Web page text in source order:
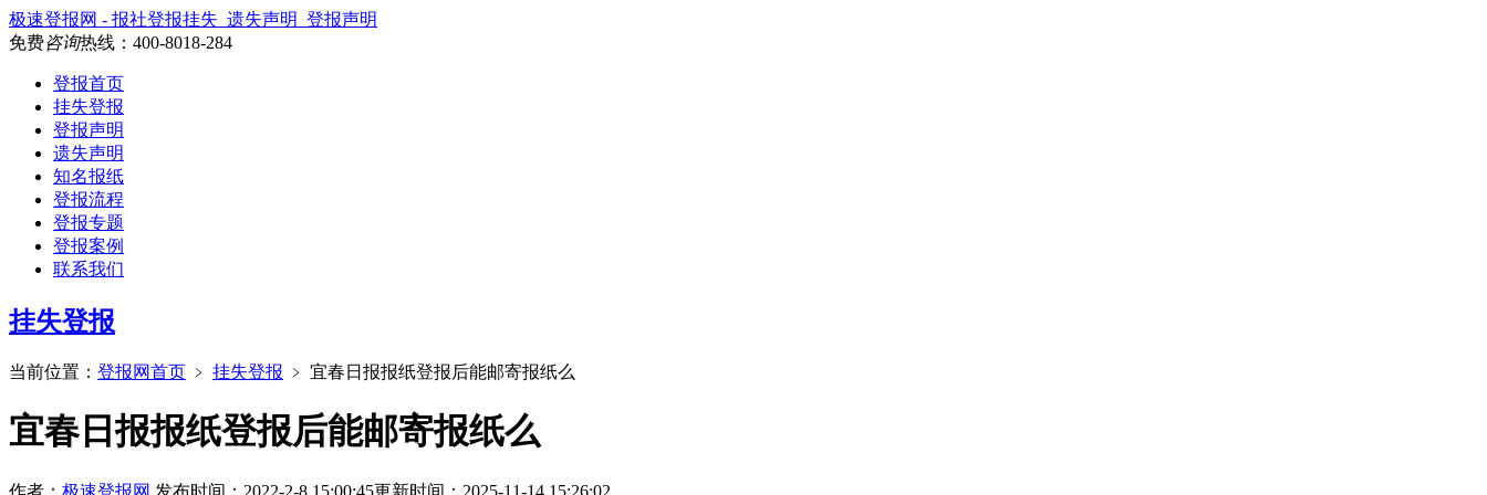
极速登报网 - 报社登报挂失_遗失声明_登报声明
免费咨询热线： 400-8018-284
登报首页
挂失登报
登报声明
遗失声明
知名报纸
登报流程
登报专题
登报案例
联系我们
挂失登报
当前位置： 登报网首页 ﹥ 挂失登报 ﹥ 宜春日报报纸登报后能邮寄报纸么
宜春日报报纸登报后能邮寄报纸么
作者： 极速登报网 发布时间：2022-2-8 15:00:45更新时间：2025-11-14 15:26:02